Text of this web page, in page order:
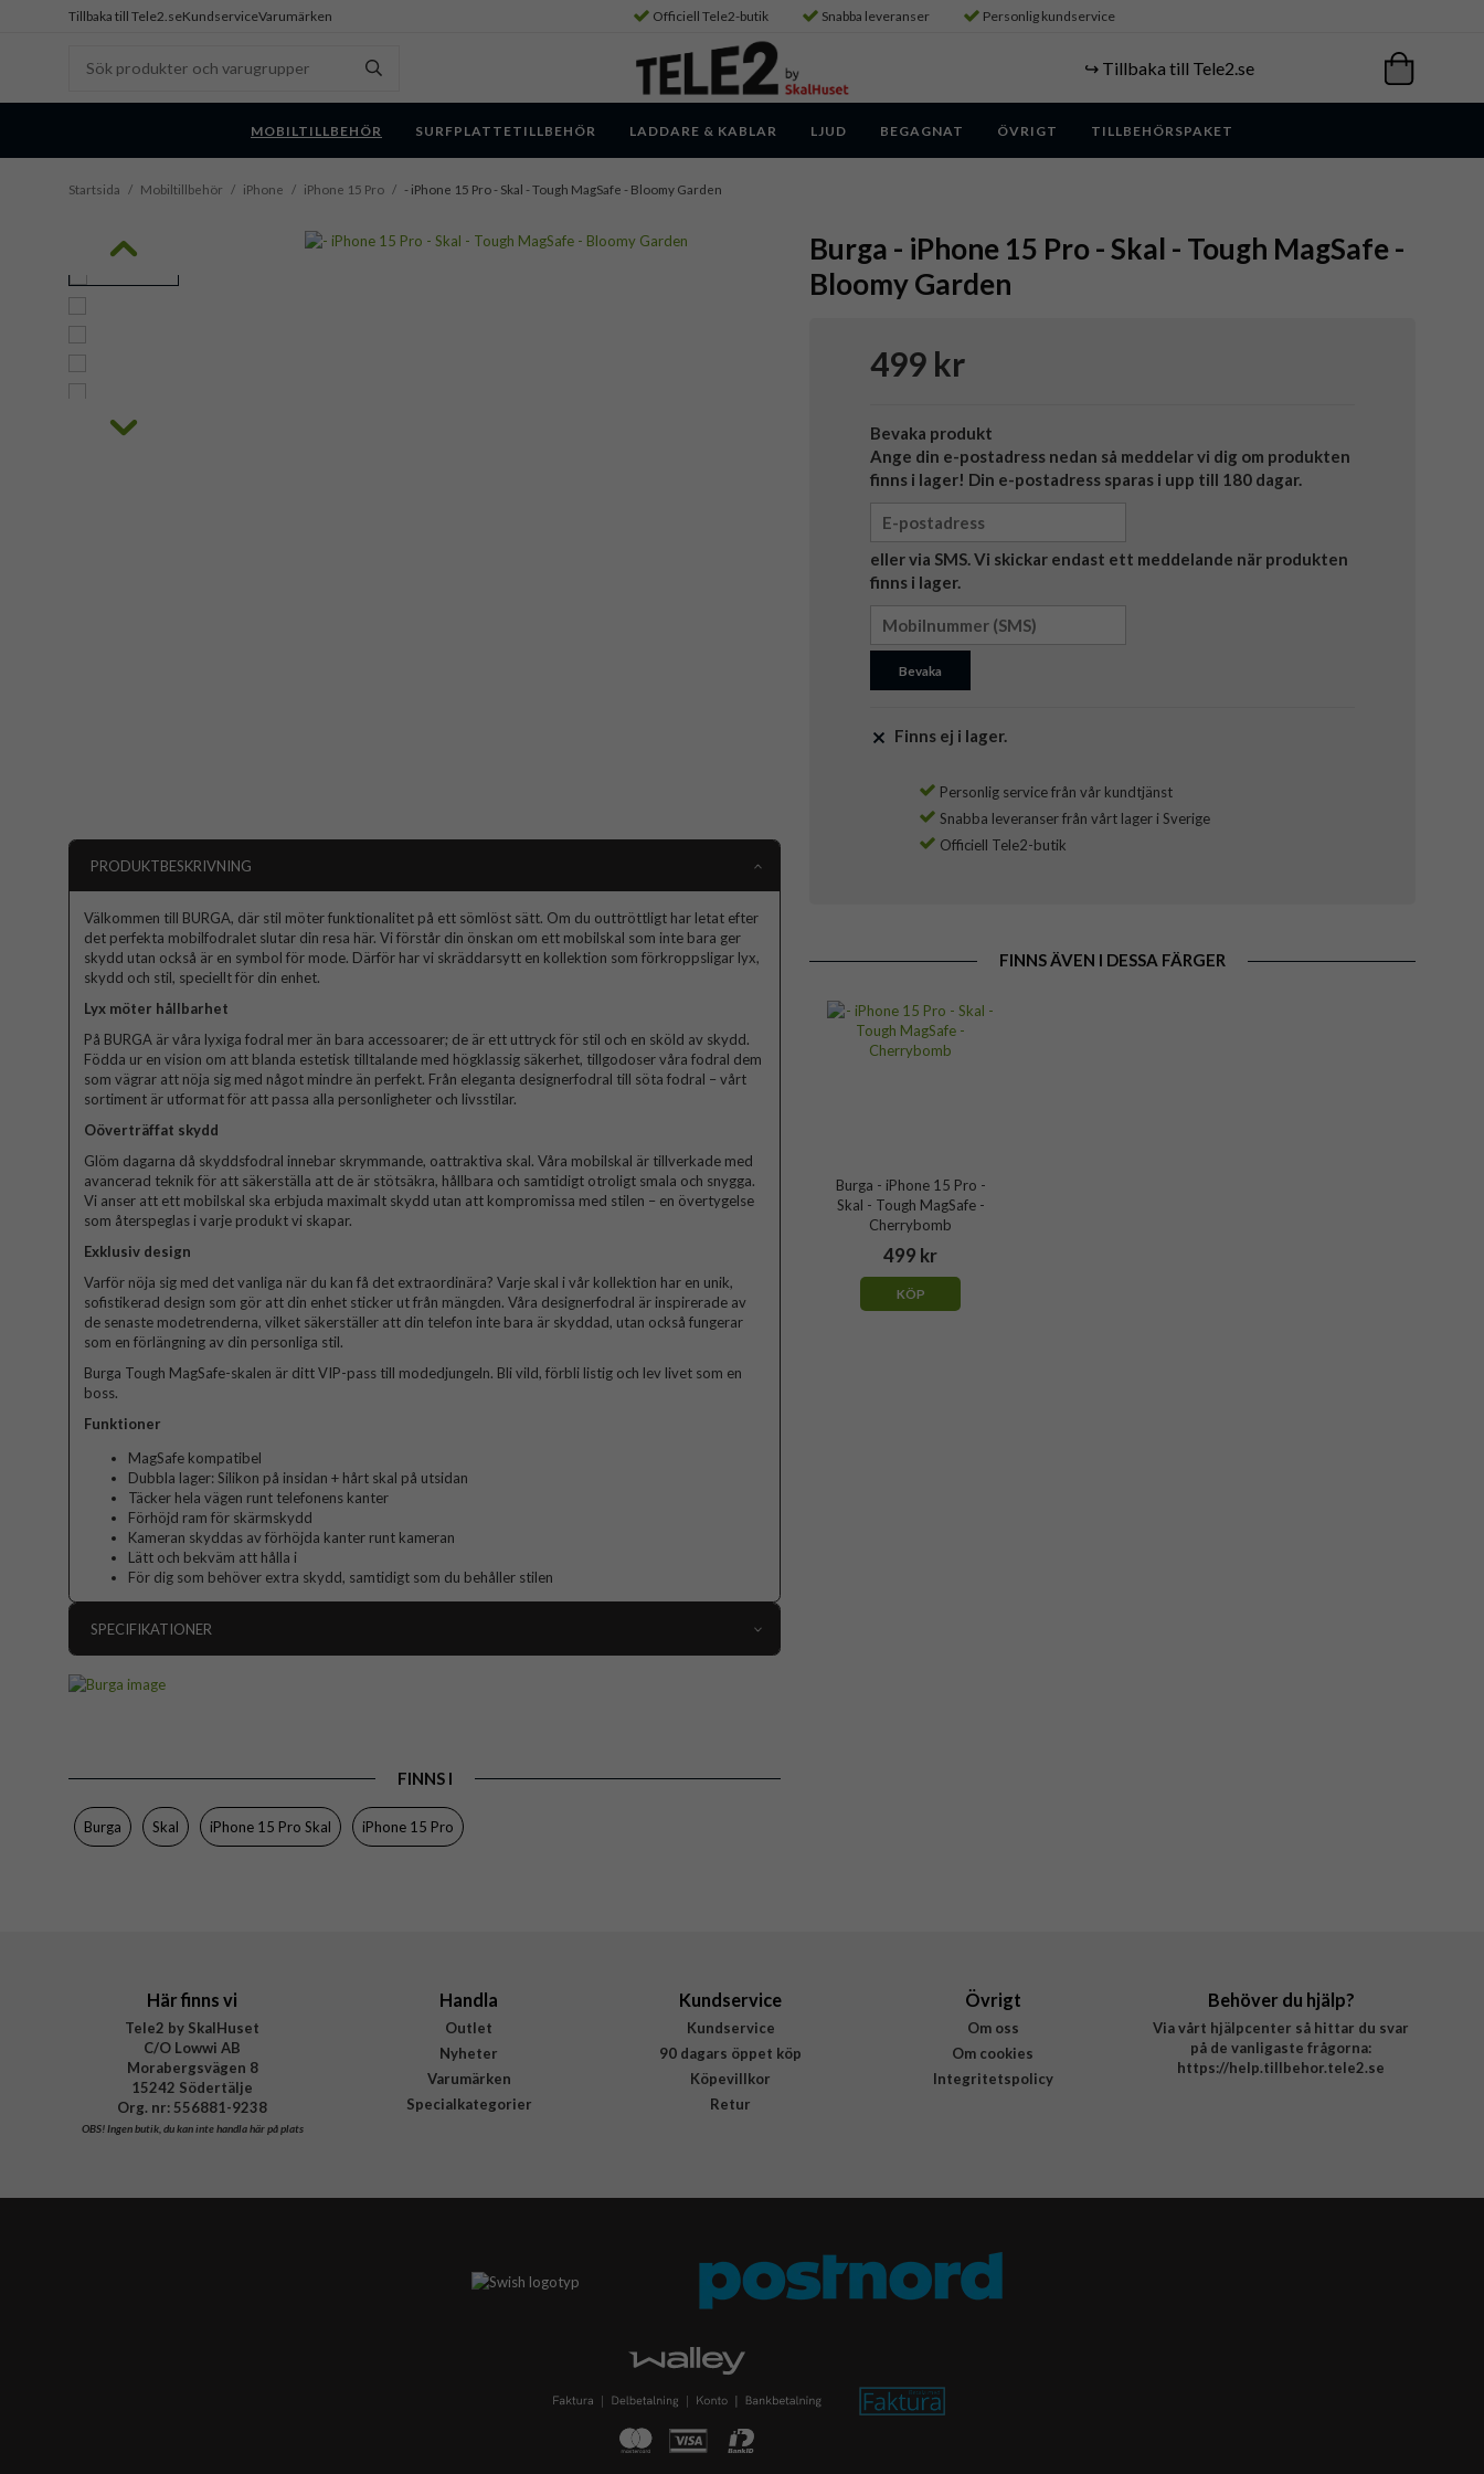
Tillbaka till Tele2.seKundserviceVarumärken Officiell Tele2-butik Snabba leveranser Personlig kundservice
↪️ Tillbaka till Tele2.se
MOBILTILLBEHÖR SURFPLATTETILLBEHÖR LADDARE & KABLAR LJUD BEGAGNAT ÖVRIGT TILLBEHÖRSPAKET
Startsida / Mobiltillbehör / iPhone / iPhone 15 Pro / - iPhone 15 Pro - Skal - Tough MagSafe - Bloomy Garden
Burga - iPhone 15 Pro - Skal - Tough MagSafe -
Bloomy Garden
499 kr
Bevaka produkt
Ange din e-postadress nedan så meddelar vi dig om produkten
finns i lager! Din e-postadress sparas i upp till 180 dagar.
eller via SMS. Vi skickar endast ett meddelande när produkten
finns i lager.
Bevaka
Finns ej i lager.
Personlig service från vår kundtjänst
Snabba leveranser från vårt lager i Sverige
Officiell Tele2-butik
FINNS ÄVEN I DESSA FÄRGER
Burga - iPhone 15 Pro -
Skal - Tough MagSafe -
Cherrybomb
499 kr
KÖP
PRODUKTBESKRIVNING
Välkommen till BURGA, där stil möter funktionalitet på ett sömlöst sätt. Om du outtröttligt har letat efter
det perfekta mobilfodralet slutar din resa här. Vi förstår din önskan om ett mobilskal som inte bara ger
skydd utan också är en symbol för mode. Därför har vi skräddarsytt en kollektion som förkroppsligar lyx,
skydd och stil, speciellt för din enhet.
Lyx möter hållbarhet
På BURGA är våra lyxiga fodral mer än bara accessoarer; de är ett uttryck för stil och en sköld av skydd.
Födda ur en vision om att blanda estetisk tilltalande med högklassig säkerhet, tillgodoser våra fodral dem
som vägrar att nöja sig med något mindre än perfekt. Från eleganta designerfodral till söta fodral – vårt
sortiment är utformat för att passa alla personligheter och livsstilar.
Oöverträffat skydd
Glöm dagarna då skyddsfodral innebar skrymmande, oattraktiva skal. Våra mobilskal är tillverkade med
avancerad teknik för att säkerställa att de är stötsäkra, hållbara och samtidigt otroligt smala och snygga.
Vi anser att ett mobilskal ska erbjuda maximalt skydd utan att kompromissa med stilen – en övertygelse
som återspeglas i varje produkt vi skapar.
Exklusiv design
Varför nöja sig med det vanliga när du kan få det extraordinära? Varje skal i vår kollektion har en unik,
sofistikerad design som gör att din enhet sticker ut från mängden. Våra designerfodral är inspirerade av
de senaste modetrenderna, vilket säkerställer att din telefon inte bara är skyddad, utan också fungerar
som en förlängning av din personliga stil.
Burga Tough MagSafe-skalen är ditt VIP-pass till modedjungeln. Bli vild, förbli listig och lev livet som en
boss.
Funktioner
MagSafe kompatibel
Dubbla lager: Silikon på insidan + hårt skal på utsidan
Täcker hela vägen runt telefonens kanter
Förhöjd ram för skärmskydd
Kameran skyddas av förhöjda kanter runt kameran
Lätt och bekväm att hålla i
För dig som behöver extra skydd, samtidigt som du behåller stilen
SPECIFIKATIONER
Färg
Flerfärgad
Material
Varumärke
FINNS I
Burga Skal iPhone 15 Pro Skal iPhone 15 Pro
Här finns vi
Tele2 by SkalHuset
C/O Lowwi AB
Morabergsvägen 8
15242 Södertälje
Org. nr: 556881-9238
OBS!Ingen butik, du kan inte handla här på plats
Handla
Outlet
Nyheter
Varumärken
Specialkategorier
Kundservice
Kundservice
90 dagars öppet köp
Köpevillkor
Retur
Övrigt
Om oss
Om cookies
Integritetspolicy
Behöver du hjälp?
Via vårt hjälpcenter så hittar du svar
på de vanligaste frågorna:
https://help.tillbehor.tele2.se